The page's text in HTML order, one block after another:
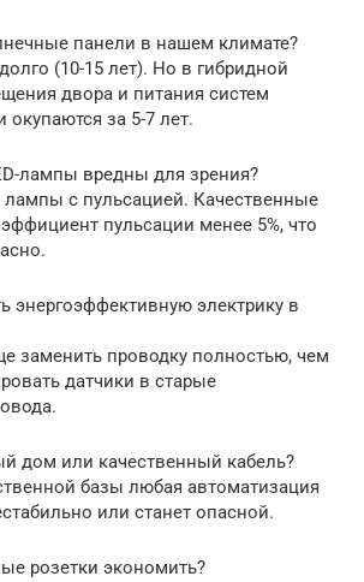
панели в нашем климате?
(10-15 лет). Но в гибридной
двора и питания систем
окупаются за 5-7 лет.
лампы вредны для зрения?
с пульсацией. Качественные
пульсации менее 5%, что
энергоэффективную электрику в
заменить проводку полностью, чем
датчики в старые
дом или качественный кабель?
базы любая автоматизация
или станет опасной.
розетки экономить?